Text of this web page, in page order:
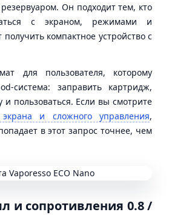
Он подходит тем, кто
с экраном, режимами и
компактное устройство с
для пользователя, которому
система: заправить картридж,
и пользоваться. Если вы смотрите
и сложного управления,
в этот запрос точнее, чем
и сопротивления 0.8 /